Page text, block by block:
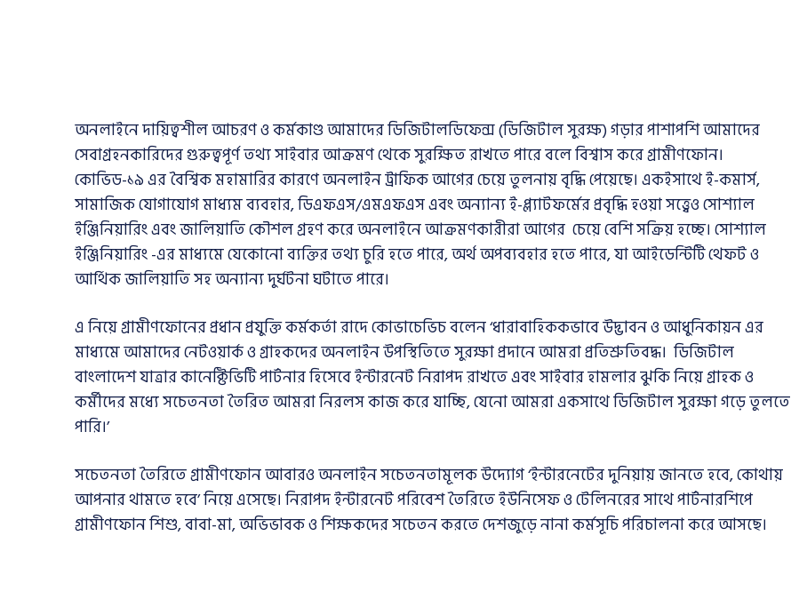
অনলাইনে দায়িত্বশীল আচরণ ও কর্মকাণ্ড আমাদের ডিজিটালডিফেন্স (ডিজিটাল সুরক্ষ) গড়ার পাশাপশি আমাদের
সেবাগ্রহনকারিদের গুরুত্বপূর্ণ তথ্য সাইবার আক্রমণ থেকে সুরক্ষিত রাখতে পারে বলে বিশ্বাস করে গ্রামীণফোন।
কোভিড-১৯ এর বৈশ্বিক মহামারির কারণে অনলাইন ট্রাফিক আগের চেয়ে তুলনায় বৃদ্ধি পেয়েছে। একইসাথে ই-কমার্স,
সামাজিক যোগাযোগ মাধ্যম ব্যবহার, ডিএফএস/এমএফএস এবং অন্যান্য ই-প্ল্যাটফর্মের প্রবৃদ্ধি হওয়া সত্ত্বেও সোশ্যাল
ইঞ্জিনিয়ারিং এবং জালিয়াতি কৌশল গ্রহণ করে অনলাইনে আক্রমণকারীরা আগের চেয়ে বেশি সক্রিয় হচ্ছে। সোশ্যাল
ইঞ্জিনিয়ারিং -এর মাধ্যমে যেকোনো ব্যক্তির তথ্য চুরি হতে পারে, অর্থ অপব্যবহার হতে পারে, যা আইডেন্টিটি থেফট ও
আর্থিক জালিয়াতি সহ অন্যান্য দুর্ঘটনা ঘটাতে পারে।
এ নিয়ে গ্রামীণফোনের প্রধান প্রযুক্তি কর্মকর্তা রাদে কোভাচেভিচ বলেন ‘ধারাবাহিককভাবে উদ্ভাবন ও আধুনিকায়ন এর
মাধ্যমে আমাদের নেটওয়ার্ক ও গ্রাহকদের অনলাইন উপস্থিতিতে সুরক্ষা প্রদানে আমরা প্রতিশ্রুতিবদ্ধ। ডিজিটাল
বাংলাদেশ যাত্রার কানেক্টিভিটি পার্টনার হিসেবে ইন্টারনেট নিরাপদ রাখতে এবং সাইবার হামলার ঝুকি নিয়ে গ্রাহক ও
কর্মীদের মধ্যে সচেতনতা তৈরিত আমরা নিরলস কাজ করে যাচ্ছি, যেনো আমরা একসাথে ডিজিটাল সুরক্ষা গড়ে তুলতে
পারি।’
সচেতনতা তৈরিতে গ্রামীণফোন আবারও অনলাইন সচেতনতামূলক উদ্যোগ ‘ইন্টারনেটের দুনিয়ায় জানতে হবে, কোথায়
আপনার থামতে হবে’ নিয়ে এসেছে। নিরাপদ ইন্টারনেট পরিবেশ তৈরিতে ইউনিসেফ ও টেলিনরের সাথে পার্টনারশিপে
গ্রামীণফোন শিশু, বাবা-মা, অভিভাবক ও শিক্ষকদের সচেতন করতে দেশজুড়ে নানা কর্মসূচি পরিচালনা করে আসছে।